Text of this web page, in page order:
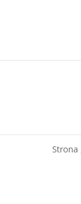
Strona